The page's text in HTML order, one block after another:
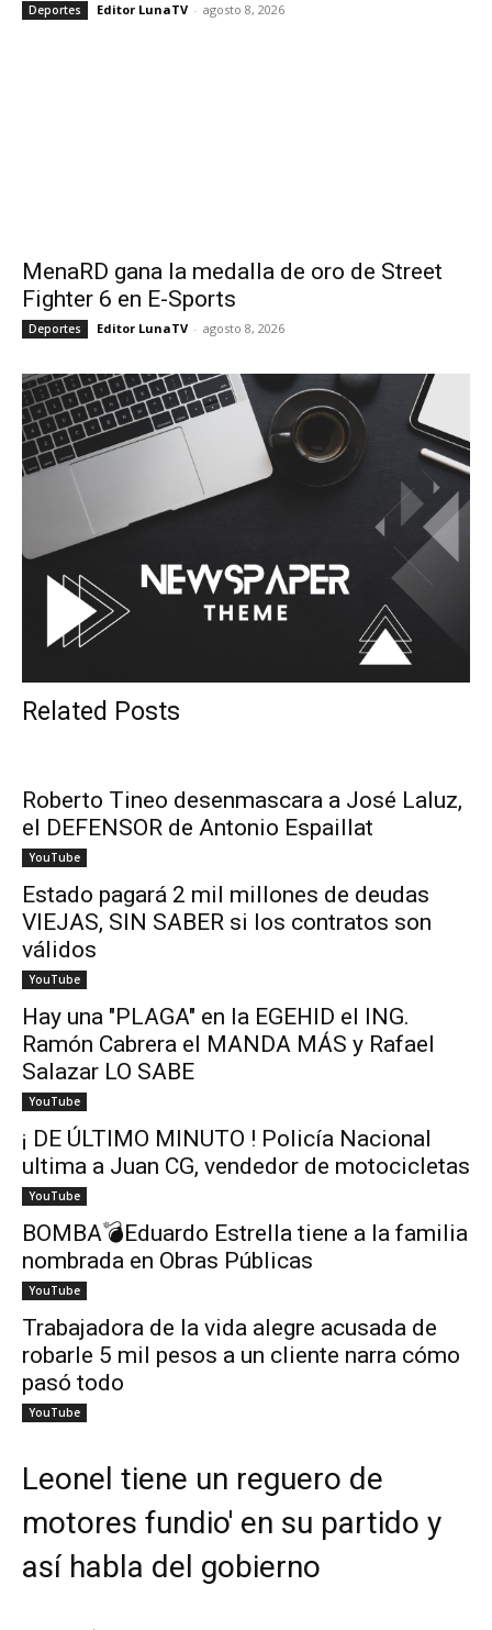
Deportes Editor LunaTV - agosto 8, 2026
MenaRD gana la medalla de oro de Street
Fighter 6 en E-Sports
Deportes Editor LunaTV - agosto 8, 2026
Related Posts
Roberto Tineo desenmascara a José Laluz,
el DEFENSOR de Antonio Espaillat
YouTube
Estado pagará 2 mil millones de deudas
VIEJAS, SIN SABER si los contratos son
válidos
YouTube
Hay una "PLAGA" en la EGEHID el ING.
Ramón Cabrera el MANDA MÁS y Rafael
Salazar LO SABE
YouTube
¡ DE ÚLTIMO MINUTO ! Policía Nacional
ultima a Juan CG, vendedor de motocicletas
YouTube
BOMBA💣Eduardo Estrella tiene a la familia
nombrada en Obras Públicas
YouTube
Trabajadora de la vida alegre acusada de
robarle 5 mil pesos a un cliente narra cómo
pasó todo
YouTube
Leonel tiene un reguero de
motores fundio' en su partido y
así habla del gobierno